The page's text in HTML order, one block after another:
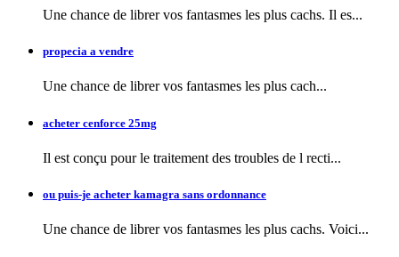
Une chance de librer vos fantasmes les plus cachs. Il es...
propecia a vendre
Une chance de librer vos fantasmes les plus cach...
acheter cenforce 25mg
Il est conçu pour le traitement des troubles de l recti...
ou puis-je acheter kamagra sans ordonnance
Une chance de librer vos fantasmes les plus cachs. Voici...